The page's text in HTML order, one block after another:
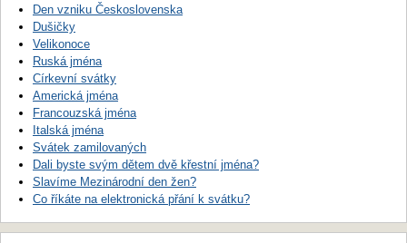
Den vzniku Československa
Dušičky
Velikonoce
Ruská jména
Církevní svátky
Americká jména
Francouzská jména
Italská jména
Svátek zamilovaných
Dali byste svým dětem dvě křestní jména?
Slavíme Mezinárodní den žen?
Co říkáte na elektronická přání k svátku?